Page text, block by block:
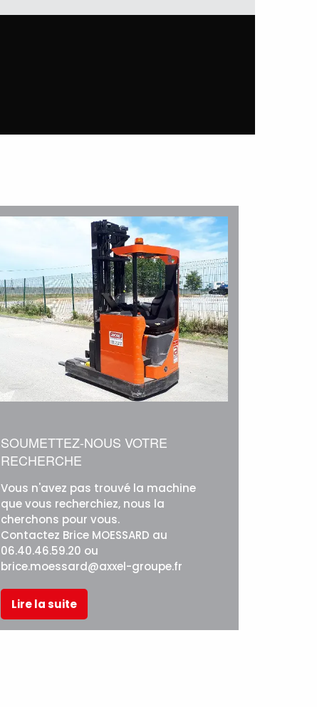
SOUMETTEZ-NOUS VOTRE
RECHERCHE
Vous n'avez pas trouvé la machine
que vous recherchiez, nous la
cherchons pour vous.
Contactez Brice MOESSARD au
06.40.46.59.20 ou
brice.moessard@axxel-groupe.fr
Lire la suite